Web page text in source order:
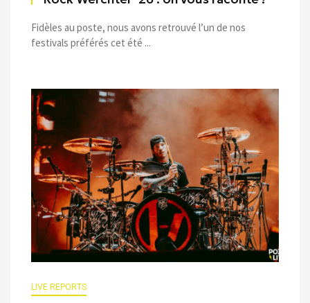
Fidèles au poste, nous avons retrouvé l’un de nos
festivals préférés cet été ...
LIVE REPORTS